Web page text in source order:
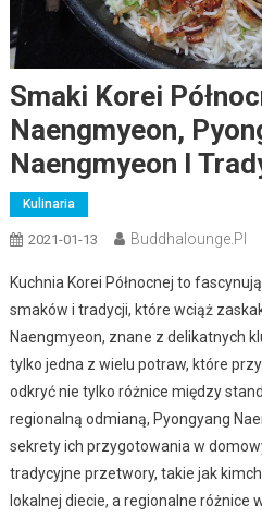
Smaki Korei
Naengmyeon,
Naengmyeon I
Kulinaria
2021-01-13 Buddhalounge.pl
Kuchnia Korei Północnej to
smaków i tradycji, które wciąż
Naengmyeon, znane z delikatnych
tylko jedna z wielu potraw, które
odkryć nie tylko różnice między
regionalną odmianą, Pyongyang
sekrety ich przygotowania w
tradycyjne przetwory, takie jak
lokalnej diecie, a regionalne różnice